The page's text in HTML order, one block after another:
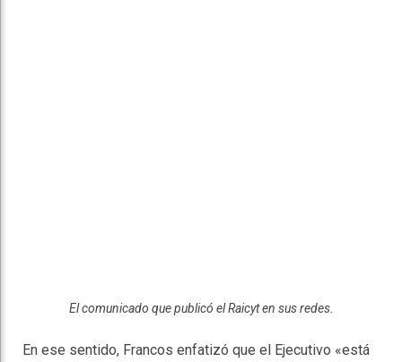
El comunicado que publicó el Raicyt en sus redes.
En ese sentido, Francos enfatizó que el Ejecutivo «está